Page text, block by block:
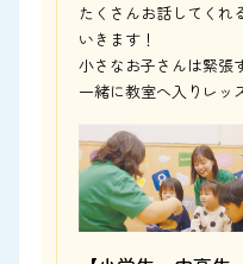
たくさんお話してくれ
いきます！
小さなお子さんは緊張
一緒に教室へ入りレッ